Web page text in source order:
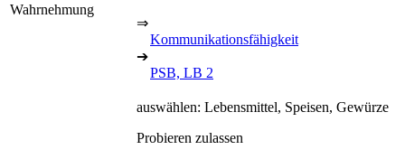
Wahrnehmung
⇒
Kommunikationsfähigkeit
➔
PSB, LB 2
auswählen: Lebensmittel, Speisen, Gewürze
Probieren zulassen